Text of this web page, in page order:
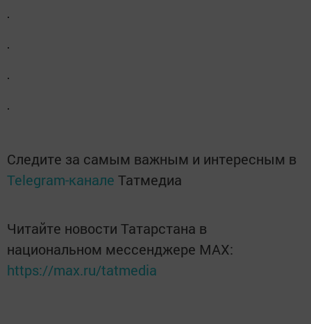
Следите за самым важным и интересным в
Telegram-канале Татмедиа
Читайте новости Татарстана в
национальном мессенджере MАХ:
https://max.ru/tatmedia